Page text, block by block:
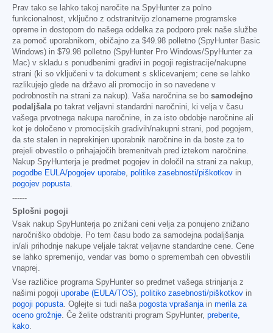
Prav tako se lahko takoj naročite na SpyHunter za polno
funkcionalnost, vključno z odstranitvijo zlonamerne programske
opreme in dostopom do našega oddelka za podporo prek naše službe
za pomoč uporabnikom, običajno za $49.98 polletno (SpyHunter Basic
Windows) in $79.98 polletno (SpyHunter Pro Windows/SpyHunter za
Mac) v skladu s ponudbenimi gradivi in pogoji registracije/nakupne
strani (ki so vključeni v ta dokument s sklicevanjem; cene se lahko
razlikujejo glede na državo ali promocijo in so navedene v
podrobnostih na strani za nakup). Vaša naročnina se bo samodejno
podaljšalapo takrat veljavni standardni naročnini, ki velja v času
vašega prvotnega nakupa naročnine, in za isto obdobje naročnine ali
kot je določeno v promocijskih gradivih/nakupni strani, pod pogojem,
da ste stalen in neprekinjen uporabnik naročnine in da boste za to
prejeli obvestilo o prihajajočih bremenitvah pred iztekom naročnine.
Nakup SpyHunterja je predmet pogojev in določil na strani za nakup,
pogodbe EULA/pogojev uporabe, politike zasebnosti/piškotkov in
pogojev popusta.
------
Splošni pogoji
Vsak nakup SpyHunterja po znižani ceni velja za ponujeno znižano
naročniško obdobje. Po tem času bodo za samodejna podaljšanja
in/ali prihodnje nakupe veljale takrat veljavne standardne cene. Cene
se lahko spremenijo, vendar vas bomo o spremembah cen obvestili
vnaprej.
Vse različice programa SpyHunter so predmet vašega strinjanja z
našimi pogoji uporabe (EULA/TOS), politiko zasebnosti/piškotkov in
pogoji popusta. Oglejte si tudi naša pogosta vprašanjain merila za
oceno grožnje. Če želite odstraniti program SpyHunter, preberite,
kako.